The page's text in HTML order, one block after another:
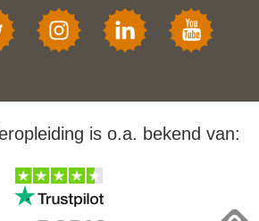
is o.a. bekend van: